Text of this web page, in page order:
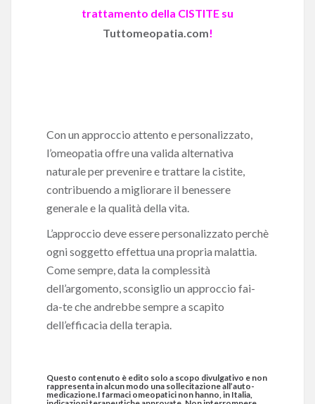
trattamento della CISTITE su
Tuttomeopatia.com!
Con un approccio attento e personalizzato,
l’omeopatia offre una valida alternativa
naturale per prevenire e trattare la cistite,
contribuendo a migliorare il benessere
generale e la qualità della vita.
L’approccio deve essere personalizzato perchè
ogni soggetto effettua una propria malattia.
Come sempre, data la complessità
dell’argomento, sconsiglio un approccio fai-
da-te che andrebbe sempre a scapito
dell’efficacia della terapia.
Questo contenuto è edito solo a scopo divulgativo e non
rappresenta in alcun modo una sollecitazione all’auto-
medicazione.I farmaci omeopatici non hanno, in Italia,